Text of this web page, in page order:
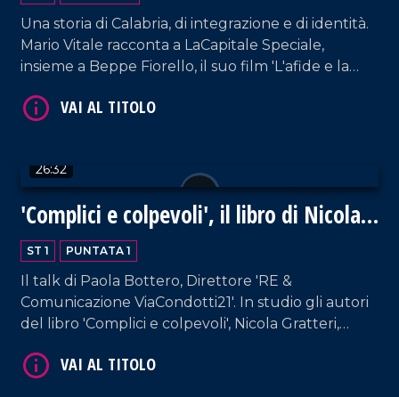
Una storia di Calabria, di integrazione e di identità.
Mario Vitale racconta a LaCapitale Speciale,
insieme a Beppe Fiorello, il suo film 'L'afide e la
26:32
'Complici e colpevoli', il libro di Nicola
Gratteri e Nicaso
ST 1 PUNTATA 1
Il talk di Paola Bottero, Direttore 'RE &
Comunicazione ViaCondotti21'. In studio gli autori
del libro 'Complici e colpevoli', Nicola Gratteri,
docente ed esperto di mafie e criminalità